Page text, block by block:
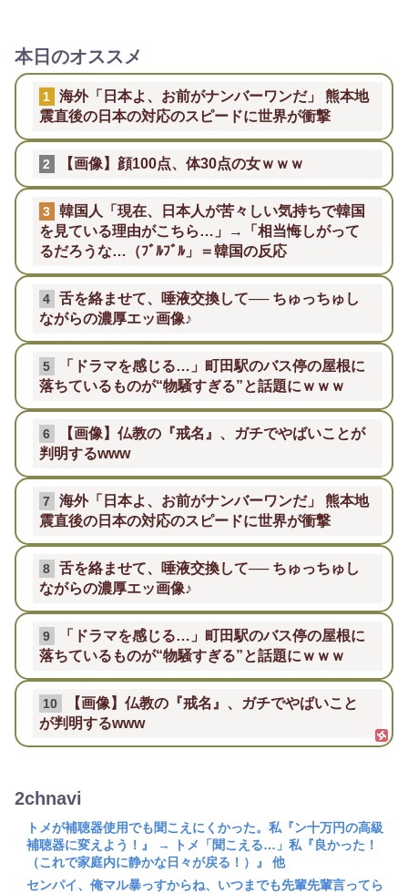
本日のオススメ
1
海外「日本よ、お前がナンバーワンだ」 熊本地
震直後の日本の対応のスピードに世界が衝撃
2 【画像】顔100点、体30点の女ｗｗｗ
3
韓国人「現在、日本人が苦々しい気持ちで韓国
を見ている理由がこちら…」→「相当悔しがって
るだろうな…（ﾌﾞﾙﾌﾞﾙ」＝韓国の反応
4
舌を絡ませて、唾液交換して── ちゅっちゅし
ながらの濃厚エッ画像♪
5
「ドラマを感じる…」町田駅のバス停の屋根に
落ちているものが“物騒すぎる”と話題にｗｗｗ
6
【画像】仏教の『戒名』、ガチでやばいことが
判明するwww
7
海外「日本よ、お前がナンバーワンだ」 熊本地
震直後の日本の対応のスピードに世界が衝撃
8
舌を絡ませて、唾液交換して── ちゅっちゅし
ながらの濃厚エッ画像♪
9
「ドラマを感じる…」町田駅のバス停の屋根に
落ちているものが“物騒すぎる”と話題にｗｗｗ
10
【画像】仏教の『戒名』、ガチでやばいこと
が判明するwww
2chnavi
トメが補聴器使用でも聞こえにくかった。私『ン十万円の高級
補聴器に変えよう！』 → トメ「聞こえる…」私『良かった！
（これで家庭内に静かな日々が戻る！）』 他
センパイ、俺マル暴っすからね、いつまでも先輩先輩言ってら